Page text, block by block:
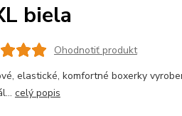
biela
Ohodnotiť produkt
elastické, komfortné boxerky
celý popis